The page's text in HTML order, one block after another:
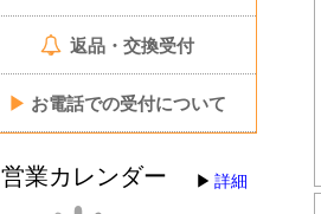
返品・交換受付
▶ お電話での受付について
営業カレンダー 詳細